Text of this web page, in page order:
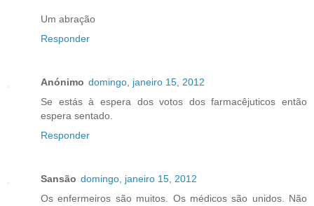
Um abração
Responder
Anónimo domingo, janeiro 15, 2012
Se estás à espera dos votos dos farmacêjuticos então
espera sentado.
Responder
Sansão domingo, janeiro 15, 2012
Os enfermeiros são muitos. Os médicos são unidos. Não